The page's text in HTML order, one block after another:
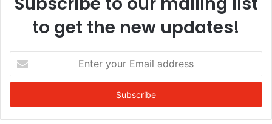
to get the new updates!
your
Email